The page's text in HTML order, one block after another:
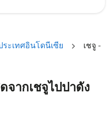
ระเทศอินโดนีเซีย
เชจู -
จากเชจูไปปาดัง
นทางและ/หรือปลายทาง) หรื